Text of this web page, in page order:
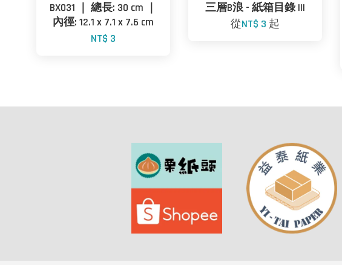
BX031 ｜ 總長: 30 cm ｜
內徑: 12.1 x 7.1 x 7.6 cm
NT$ 3
三層B浪 - 紙箱目錄 III
從NT$ 3 起